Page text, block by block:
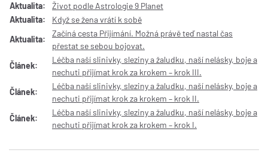
Aktualita:
Život podle Astrologie 9 Planet
Aktualita:
Když se žena vrátí k sobě
Aktualita:
Začíná cesta Přijímání. Možná právě teď nastal čas
přestat se sebou bojovat.
Článek:
Léčba naší slinivky, sleziny a žaludku, naší nelásky, boje a
nechuti přijímat krok za krokem – krok III.
Článek:
Léčba naší slinivky, sleziny a žaludku, naší nelásky, boje a
nechuti přijímat krok za krokem – krok II.
Článek:
Léčba naší slinivky, sleziny a žaludku, naší nelásky, boje a
nechuti přijímat krok za krokem – krok I.